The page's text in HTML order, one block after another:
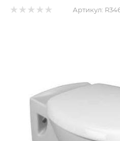
Артикул: